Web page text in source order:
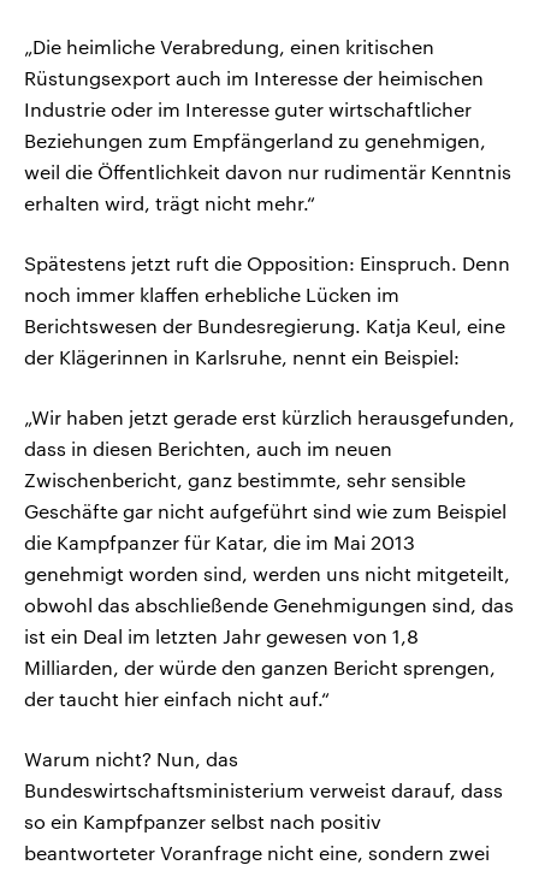
„Die heimliche Verabredung, einen kritischen
Rüstungsexport auch im Interesse der heimischen
Industrie oder im Interesse guter wirtschaftlicher
Beziehungen zum Empfängerland zu genehmigen,
weil die Öffentlichkeit davon nur rudimentär Kenntnis
erhalten wird, trägt nicht mehr.“
Spätestens jetzt ruft die Opposition: Einspruch. Denn
noch immer klaffen erhebliche Lücken im
Berichtswesen der Bundesregierung. Katja Keul, eine
der Klägerinnen in Karlsruhe, nennt ein Beispiel:
„Wir haben jetzt gerade erst kürzlich herausgefunden,
dass in diesen Berichten, auch im neuen
Zwischenbericht, ganz bestimmte, sehr sensible
Geschäfte gar nicht aufgeführt sind wie zum Beispiel
die Kampfpanzer für Katar, die im Mai 2013
genehmigt worden sind, werden uns nicht mitgeteilt,
obwohl das abschließende Genehmigungen sind, das
ist ein Deal im letzten Jahr gewesen von 1,8
Milliarden, der würde den ganzen Bericht sprengen,
der taucht hier einfach nicht auf.“
Warum nicht? Nun, das
Bundeswirtschaftsministerium verweist darauf, dass
so ein Kampfpanzer selbst nach positiv
beantworteter Voranfrage nicht eine, sondern zwei